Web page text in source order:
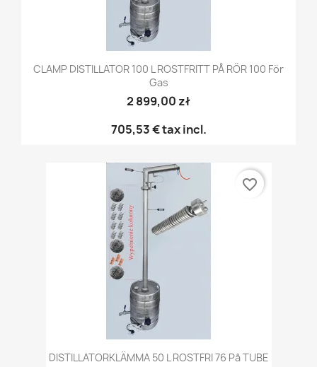
CLAMP DISTILLATOR 100 L ROSTFRITT PÅ RÖR 100 För
Gas
2 899,00 zł
705,53 €tax incl.
DISTILLATORKLÄMMA 50 L ROSTFRI 76 På TUBE
favorite_border